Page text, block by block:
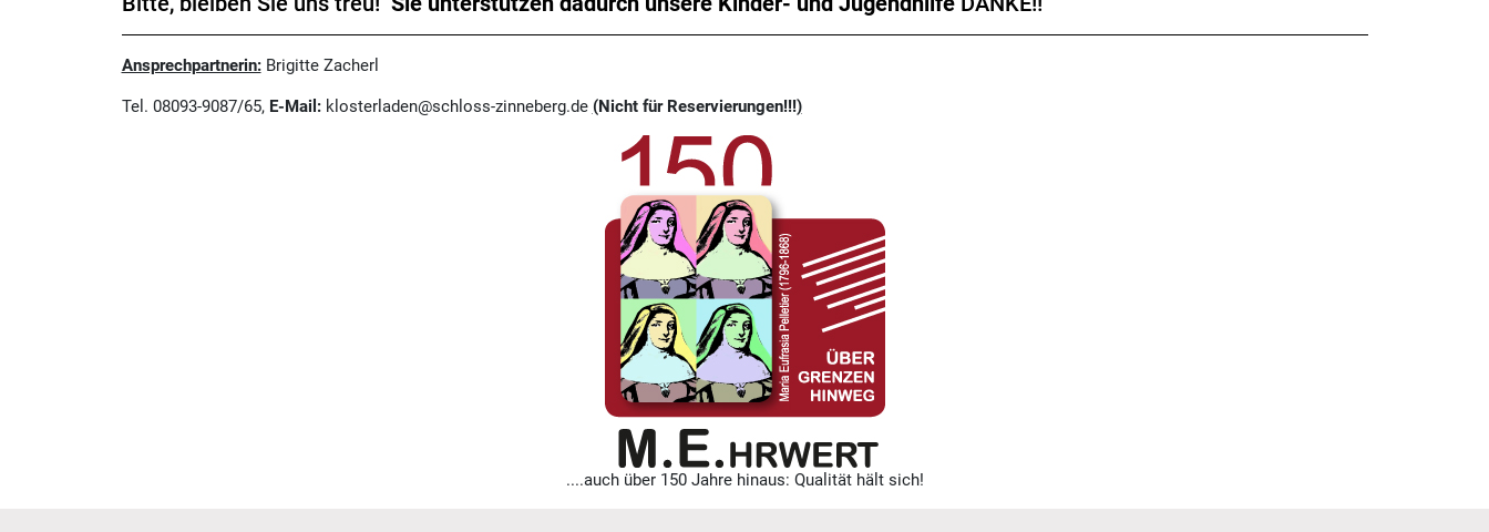
Ansprechpartnerin:Brigitte Zacherl
Tel. 08093-9087/65, E-Mail:klosterladen@schloss-zinneberg.de (Nicht für Reservierungen!!!)
....auch über 150 Jahre hinaus: Qualität hält sich!